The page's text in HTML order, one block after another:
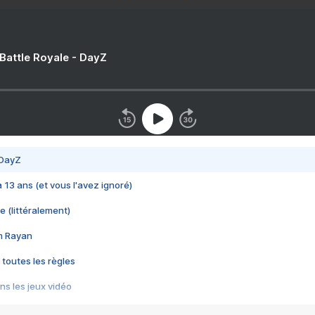
Royale - DayZ
13 ans (et vous l'avez ignoré)
(littéralement)
Rayan
toutes les règles
les jeux vidéo